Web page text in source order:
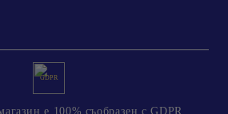
GDPR
е 100% съобразен с GDPR.